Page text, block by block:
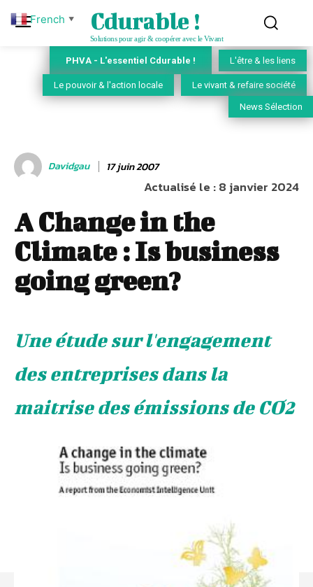
Cdurable !
Solutions pour agir & coopérer avec le Vivant
PHVA - L'essentiel Cdurable ! L'être & les liens
Le pouvoir & l'action locale Le vivant & refaire société
News Sélection
Davidgau 17 juin 2007
Actualisé le :8 janvier 2024
A Change in the
Climate : Is business
going green?
Une étude sur l'engagement
des entreprises dans la
maitrise des émissions de CO2
French ▼